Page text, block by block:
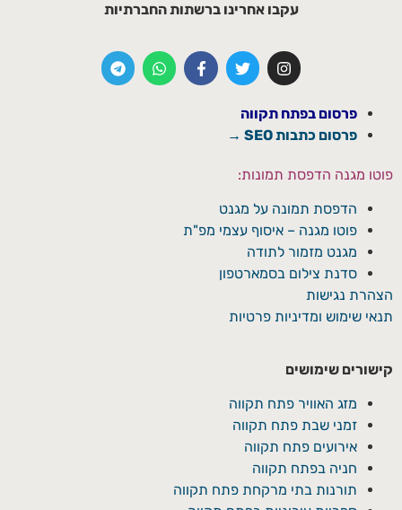
עקבו אחרינו ברשתות החברתיות
פרסום בפתח תקווה
פרסום כתבות SEO →
פוטו מגנה הדפסת תמונות:
הדפסת תמונה על מגנט
פוטו מגנה – איסוף עצמי מפ"ת
מגנט מזמור לתודה
סדנת צילום בסמארטפון
הצהרת נגישות
תנאי שימוש ומדיניות פרטיות
קישורים שימושים
מזג האוויר פתח תקווה
זמני שבת פתח תקווה
אירועים פתח תקווה
חניה בפתח תקווה
תורנות בתי מרקחת פתח תקווה